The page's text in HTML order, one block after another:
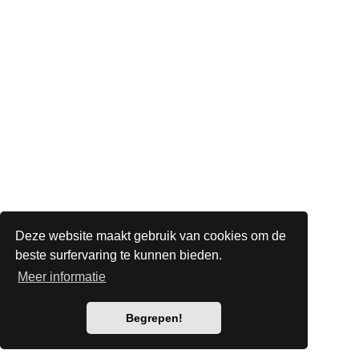
Deze website maakt gebruik van cookies om de
beste surfervaring te kunnen bieden.
Meer informatie
Begrepen!